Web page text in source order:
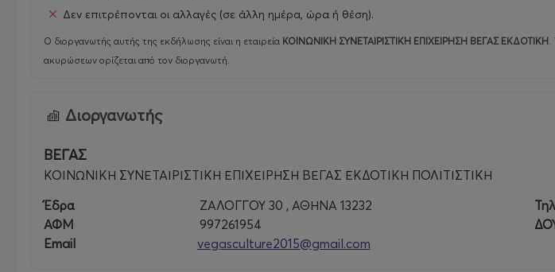
Δεν επιτρέπονται οι αλλαγές (σε άλλη ημέρα, ώρα ή θέση).
Ο διοργανωτής αυτής της εκδήλωσης είναι η εταιρεία ΚΟΙΝΩΝΙΚΗ ΣΥΝΕΤΑΙΡΙΣΤΙΚΗ ΕΠΙΧΕΙΡΗΣΗ ΒΕΓΑΣ ΕΚΔΟΤΙΚΗ.
ακυρώσεων ορίζεται από τον διοργανωτή.
Διοργανωτής
ΒΕΓΑΣ
ΚΟΙΝΩΝΙΚΗ ΣΥΝΕΤΑΙΡΙΣΤΙΚΗ ΕΠΙΧΕΙΡΗΣΗ ΒΕΓΑΣ ΕΚΔΟΤΙΚΗ ΠΟΛΙΤΙΣΤΙΚΗ
Έδρα
ΖΑΛΟΓΓΟΥ 30 , ΑΘΗΝΑ 13232
ΑΦΜ
997261954
Email
vegasculture2015@gmail.com